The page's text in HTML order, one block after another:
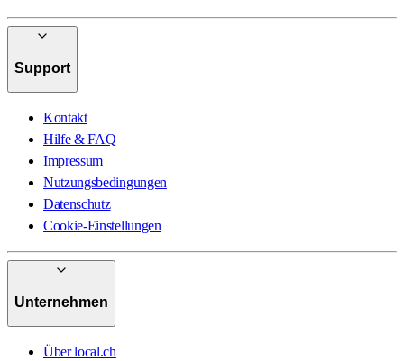
Support
Kontakt
Hilfe & FAQ
Impressum
Nutzungsbedingungen
Datenschutz
Cookie-Einstellungen
Unternehmen
Über local.ch